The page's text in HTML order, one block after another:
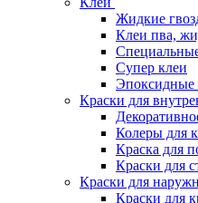
Жидкие
Клеи пва,
Супер клеи
Эпоксидные
Краски для
Колеры для
Краска для
Краски для
Краски для
Краски для